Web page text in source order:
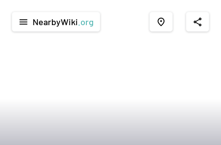
menu NearbyWiki .org place share